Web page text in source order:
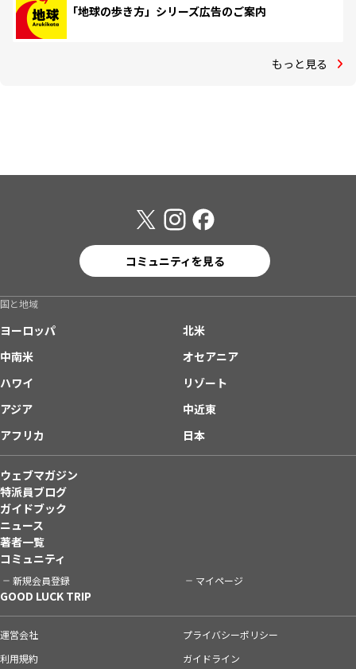
「地球の歩き方」シリーズ広告のご案内
もっと見る
コミュニティを見る
国と地域
ヨーロッパ
北米
中南米
オセアニア
ハワイ
リゾート
アジア
中近東
アフリカ
日本
ウェブマガジン
特派員ブログ
ガイドブック
ニュース
著者一覧
コミュニティ
新規会員登録 マイページ
GOOD LUCK TRIP
運営会社
プライバシーポリシー
利用規約
ガイドライン